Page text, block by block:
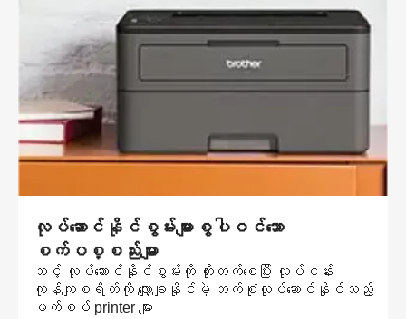
လုပ်ဆောင်နိုင်စွမ်းများစွပါဝင်သော
စက်ပစ္စည်းများ
သင့် လုပ်ဆောင်နိုင်စွမ်းကို တိုးတက်စေပြီး လုပ်ငန်း
ကုန်ကျစရိတ်ကို လျှော့ချနိုင်မဲ့ ဘက်စုံလုပ်ဆောင်နိုင်သည့်
ဖက်စပ် printer များ